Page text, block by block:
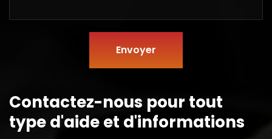
Envoyer
Contactez-nous pour tout
typed'aide et d'informations